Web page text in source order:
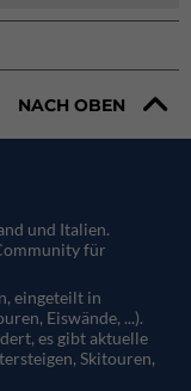
NACH OBEN
und Italien.
für
eingeteilt in
Eiswände, ...).
es gibt aktuelle
Skitouren,